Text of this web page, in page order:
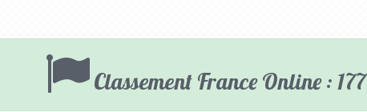
Classement France Online : 177